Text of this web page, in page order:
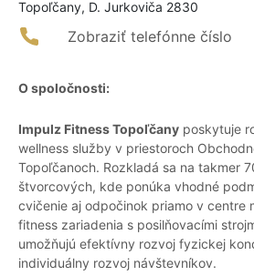
Topoľčany, D. Jurkoviča 2830
Zobraziť telefónne číslo
O spoločnosti:
Impulz Fitness Topoľčany poskytuje
wellness služby v priestoroch
Topoľčanoch. Rozkladá sa na takmer
štvorcových, kde ponúka vhodné
cvičenie aj odpočinok priamo v centre
fitness zariadenia s posilňovacími
umožňujú efektívny rozvoj fyzickej
individuálny rozvoj návštevníkov.